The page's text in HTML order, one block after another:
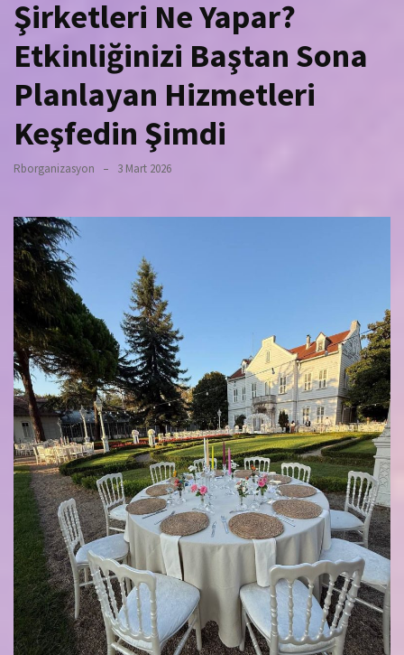
Şirketleri Ne Yapar?
Etkinliğinizi Baştan Sona
Planlayan Hizmetleri
Keşfedin Şimdi
Rborganizasyon 3 Mart 2026